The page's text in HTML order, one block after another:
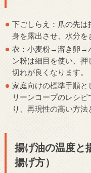
下ごしらえ：爪の先は
身を露出させ、水分を
衣：小麦粉→溶き卵→
ン粉は細目を使い、
切れが良くなります。
家庭向けの標準手順
リーンコープのレシ
り、再現性の高い方法
揚げ油の温度と
揚げ方）